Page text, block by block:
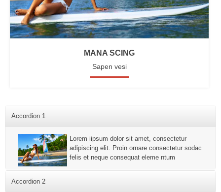
MANA SCING
Sapen vesi
Accordion 1
Lorem iipsum dolor sit amet, consectetur
adipiscing elit. Proin ornare consectetur sodac
felis et neque consequat eleme ntum
Accordion 2